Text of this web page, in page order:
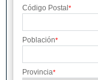
Código Postal *
Población*
Provincia*